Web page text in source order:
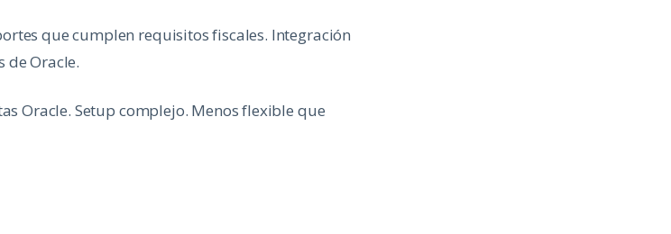
que cumplen requisitos fiscales. Integración
de Oracle.
Oracle. Setup complejo. Menos flexible que